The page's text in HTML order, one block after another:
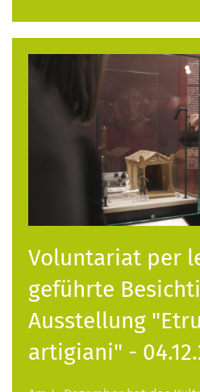
Voluntariat per
geführte
Ausstellung
artigiani" -